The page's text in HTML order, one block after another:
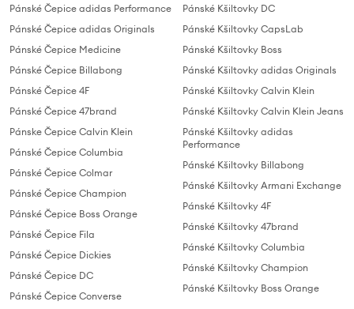
Pánské Čepice adidas Performance
Pánské Čepice adidas Originals
Pánské Čepice Medicine
Pánské Čepice Billabong
Pánské Čepice 4F
Pánské Čepice 47brand
Pánske Čepice Calvin Klein
Pánské Čepice Columbia
Pánské Čepice Colmar
Pánské Čepice Champion
Pánské Čepice Boss Orange
Pánské Čepice Fila
Pánské Čepice Dickies
Pánské Čepice DC
Pánské Čepice Converse
Pánské Kšiltovky DC
Pánské Kšiltovky CapsLab
Pánské Kšiltovky Boss
Pánské Kšiltovky adidas Originals
Pánské Kšiltovky Calvin Klein
Pánské Kšiltovky Calvin Klein Jeans
Pánské Kšiltovky adidas
Performance
Pánské Kšiltovky Billabong
Pánské Kšiltovky Armani Exchange
Pánské Kšiltovky 4F
Pánské Kšiltovky 47brand
Pánské Kšiltovky Columbia
Pánské Kšiltovky Champion
Pánské Kšiltovky Boss Orange